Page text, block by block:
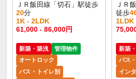
ＪＲ飯田線「切石」駅徒歩
20分
1K - 2LDK
61,000 - 86,000円
新築・築浅
管理物件
オートロック
バス・トイレ別
ＪＲ
徒歩
1LDK
新築
バス
イン